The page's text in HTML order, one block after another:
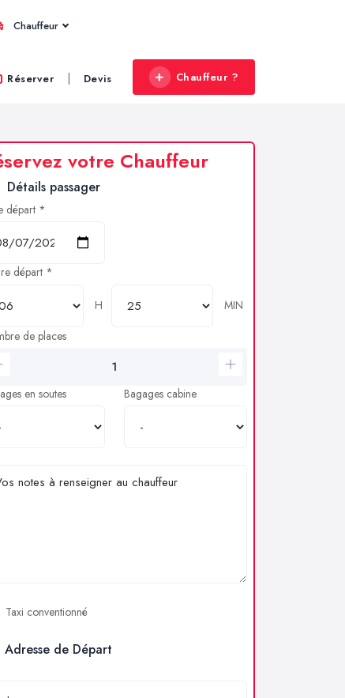
Chauffeur
Réserver | Devis Chauffeur ?
votre Chauffeur
Détails passager
départ *
départ *
H
MIN
de places
en soutes Bagages cabine
Taxi conventionné
Adresse de Départ